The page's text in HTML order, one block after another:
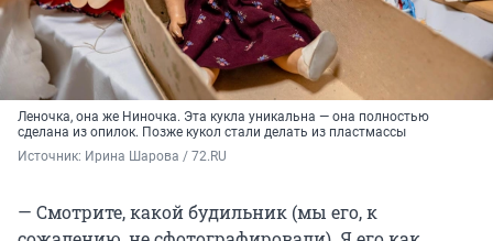
Леночка, она же Ниночка. Эта кукла уникальна — она полностью
сделана из опилок. Позже кукол стали делать из пластмассы
Источник: Ирина Шарова / 72.RU
— Смотрите, какой будильник (мы его, к